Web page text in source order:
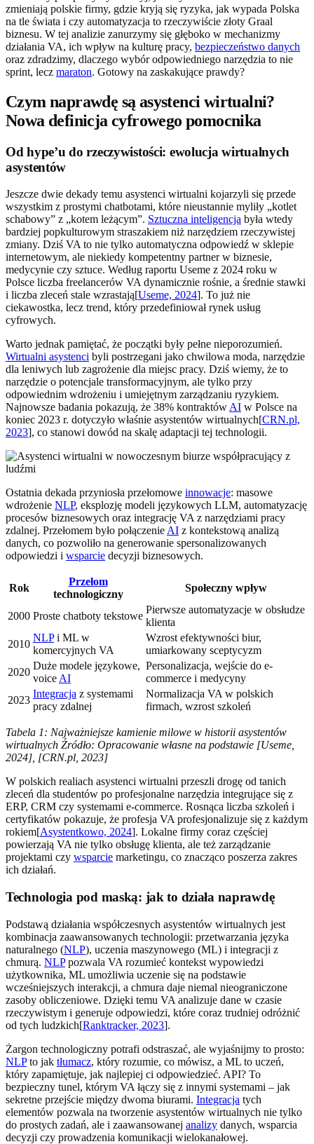
zmieniają polskie firmy, gdzie kryją się ryzyka, jak wypada Polska
na tle świata i czy automatyzacja to rzeczywiście złoty Graal
biznesu. W tej analizie zanurzymy się głęboko w mechanizmy
działania VA, ich wpływ na kulturę pracy, bezpieczeństwo danych
oraz zdradzimy, dlaczego wybór odpowiedniego narzędzia to nie
sprint, lecz maraton. Gotowy na zaskakujące prawdy?
Czym naprawdę są asystenci wirtualni?
Nowa definicja cyfrowego pomocnika
Od hype’u do rzeczywistości: ewolucja wirtualnych
asystentów
Jeszcze dwie dekady temu asystenci wirtualni kojarzyli się przede
wszystkim z prostymi chatbotami, które nieustannie myliły „kotlet
schabowy” z „kotem leżącym”. Sztuczna inteligencja była wtedy
bardziej popkulturowym straszakiem niż narzędziem rzeczywistej
zmiany. Dziś VA to nie tylko automatyczna odpowiedź w sklepie
internetowym, ale niekiedy kompetentny partner w biznesie,
medycynie czy sztuce. Według raportu Useme z 2024 roku w
Polsce liczba freelancerów VA dynamicznie rośnie, a średnie stawki
i liczba zleceń stale wzrastają[Useme, 2024]. To już nie
ciekawostka, lecz trend, który przedefiniował rynek usług
cyfrowych.
Warto jednak pamiętać, że początki były pełne nieporozumień.
Wirtualni asystenci byli postrzegani jako chwilowa moda, narzędzie
dla leniwych lub zagrożenie dla miejsc pracy. Dziś wiemy, że to
narzędzie o potencjale transformacyjnym, ale tylko przy
odpowiednim wdrożeniu i umiejętnym zarządzaniu ryzykiem.
Najnowsze badania pokazują, że 38% kontraktów AI w Polsce na
koniec 2023 r. dotyczyło właśnie asystentów wirtualnych[CRN.pl,
2023], co stanowi dowód na skalę adaptacji tej technologii.
Ostatnia dekada przyniosła przełomowe innowacje: masowe
wdrożenie NLP, eksplozję modeli językowych LLM, automatyzację
procesów biznesowych oraz integrację VA z narzędziami pracy
zdalnej. Przełomem było połączenie AI z kontekstową analizą
danych, co pozwoliło na generowanie spersonalizowanych
odpowiedzi i wsparcie decyzji biznesowych.
Rok
Przełom
technologiczny
Społeczny wpływ
2000 Proste chatboty tekstowe
Pierwsze automatyzacje w obsłudze
klienta
2010
NLPi ML w
komercyjnych VA
Wzrost efektywności biur,
umiarkowany sceptycyzm
2020
Duże modele językowe,
voice AI
Personalizacja, wejście do e-
commerce i medycyny
2023
Integracja z systemami
pracy zdalnej
Normalizacja VA w polskich
firmach, wzrost szkoleń
Tabela 1: Najważniejsze kamienie milowe w historii asystentów
wirtualnych Źródło: Opracowanie własne na podstawie [Useme,
2024], [CRN.pl, 2023]
W polskich realiach asystenci wirtualni przeszli drogę od tanich
zleceń dla studentów po profesjonalne narzędzia integrujące się z
ERP, CRM czy systemami e-commerce. Rosnąca liczba szkoleń i
certyfikatów pokazuje, że profesja VA profesjonalizuje się z każdym
rokiem[Asystentkowo, 2024]. Lokalne firmy coraz częściej
powierzają VA nie tylko obsługę klienta, ale też zarządzanie
projektami czy wsparcie marketingu, co znacząco poszerza zakres
ich działań.
Technologia pod maską: jak to działa naprawdę
Podstawą działania współczesnych asystentów wirtualnych jest
kombinacja zaawansowanych technologii: przetwarzania języka
naturalnego (NLP), uczenia maszynowego (ML) i integracji z
chmurą. NLPpozwala VA rozumieć kontekst wypowiedzi
użytkownika, ML umożliwia uczenie się na podstawie
wcześniejszych interakcji, a chmura daje niemal nieograniczone
zasoby obliczeniowe. Dzięki temu VA analizuje dane w czasie
rzeczywistym i generuje odpowiedzi, które coraz trudniej odróżnić
od tych ludzkich[Ranktracker, 2023].
Żargon technologiczny potrafi odstraszać, ale wyjaśnijmy to prosto:
NLPto jak tłumacz, który rozumie, co mówisz, a ML to uczeń,
który zapamiętuje, jak najlepiej ci odpowiedzieć. API? To
bezpieczny tunel, którym VA łączy się z innymi systemami – jak
sekretne przejście między dwoma biurami. Integracja tych
elementów pozwala na tworzenie asystentów wirtualnych nie tylko
do prostych zadań, ale i zaawansowanej analizy danych, wsparcia
decyzji czy prowadzenia komunikacji wielokanałowej.